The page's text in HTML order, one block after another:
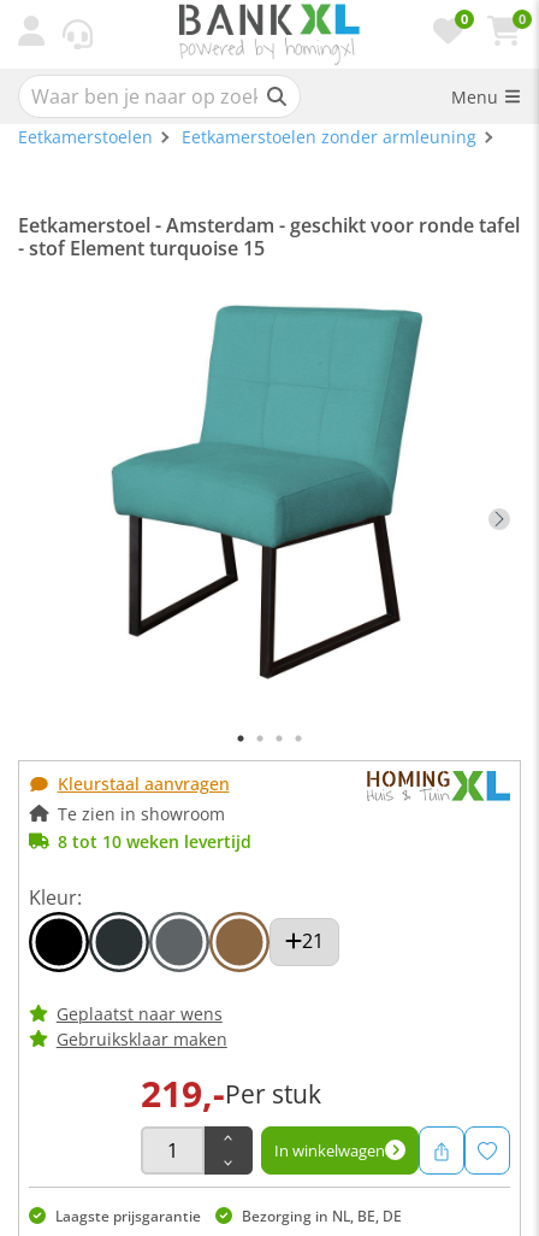
0 0
Menu
Eetkamerstoelen
Eetkamerstoelen zonder armleuning
Eetkamerstoel - Amsterdam - geschikt voor ronde tafel
- stof Element turquoise 15
Kleurstaal aanvragen
Te zien in showroom
8 tot 10 weken levertijd
Kleur:
21
Geplaatst naar wens
Gebruiksklaar maken
219,-Per stuk
In winkelwagen
Laagste prijsgarantie
Bezorging in NL, BE, DE